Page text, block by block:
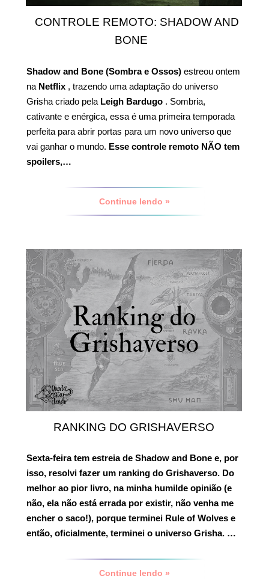
CONTROLE REMOTO: SHADOW AND
BONE
Shadow and Bone (Sombra e Ossos) estreou ontem
na Netflix , trazendo uma adaptação do universo
Grisha criado pela Leigh Bardugo . Sombria,
cativante e enérgica, essa é uma primeira temporada
perfeita para abrir portas para um novo universo que
vai ganhar o mundo. Esse controle remoto NÃO tem
spoilers,…
Continue lendo »
RANKING DO GRISHAVERSO
Sexta-feira tem estreia de Shadow and Bone e, por
isso, resolvi fazer um ranking do Grishaverso. Do
melhor ao pior livro, na minha humilde opinião (e
não, ela não está errada por existir, não venha me
encher o saco!), porque terminei Rule of Wolves e
então, oficialmente, terminei o universo Grisha. …
Continue lendo »